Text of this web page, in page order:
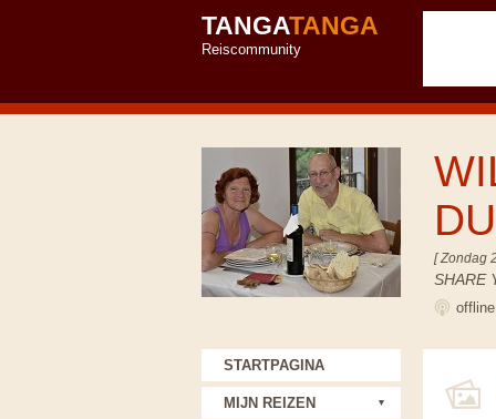
TANGATANGA
Reiscommunity
[ Zondag
SHARE
offline
STARTPAGINA
MIJN REIZEN